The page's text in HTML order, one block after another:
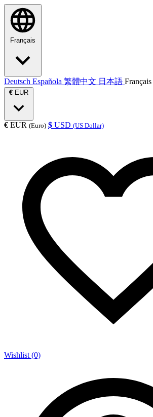
Français
Deutsch Española 繁體中文 日本語 Français
€ EUR
€ EUR (Euro) $ USD (US Dollar)
Wishlist (0)